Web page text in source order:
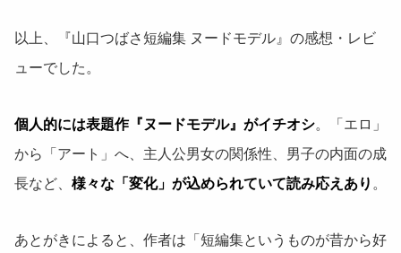
以上、『山口つばさ短編集 ヌードモデル』の感想・レビ
ューでした。
個人的には表題作『ヌードモデル』がイチオシ。「エロ」
から「アート」へ、主人公男女の関係性、男子の内面の成
長など、 様々な「変化」が込められていて読み応えあり 。
あとがきによると、作者は「短編集というものが昔から好